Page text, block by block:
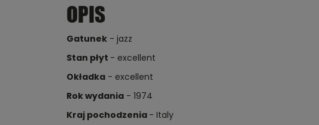
OPIS
Gatunek- jazz
Stan płyt - excellent
Okładka- excellent
Rok wydania- 1974
Kraj pochodzenia - Italy